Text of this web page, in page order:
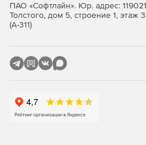
ПАО «Софтлайн». Юр. адрес:
Толстого, дом 5, строение 1,
(А-311)